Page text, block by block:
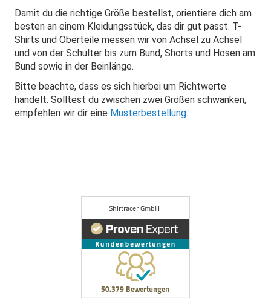
Damit du die richtige Größe bestellst, orientiere dich am
besten an einem Kleidungsstück, das dir gut passt. T-
Shirts und Oberteile messen wir von Achsel zu Achsel
und von der Schulter bis zum Bund, Shorts und Hosen am
Bund sowie in der Beinlänge.
Bitte beachte, dass es sich hierbei um Richtwerte
handelt. Solltest du zwischen zwei Größen schwanken,
empfehlen wir dir eine Musterbestellung.